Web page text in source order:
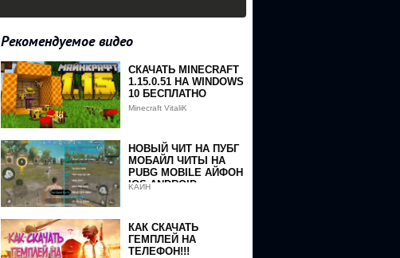
Рекомендуемое видео
СКАЧАТЬ MINECRAFT
1.15.0.51 НА WINDOWS
10 БЕСПЛАТНО
Minecraft VitaliK
НОВЫЙ ЧИТ НА ПУБГ
МОБАЙЛ ЧИТЫ НА
PUBG MOBILE АЙФОН
IOS ANDROID
БАГ
KАИН
КАК СКАЧАТЬ
ГЕМПЛЕЙ НА
ТЕЛЕФОН!!!